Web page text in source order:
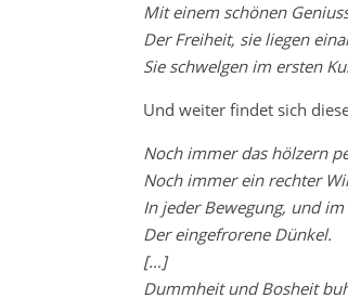
Mit einem schönen
Der Freiheit, sie liegen
Sie schwelgen im ersten
Und weiter findet sich
Noch immer das hölzern
Noch immer ein rechter
In jeder Bewegung, und im
Der eingefrorene Dünkel.
[…]
Dummheit und Bosheit